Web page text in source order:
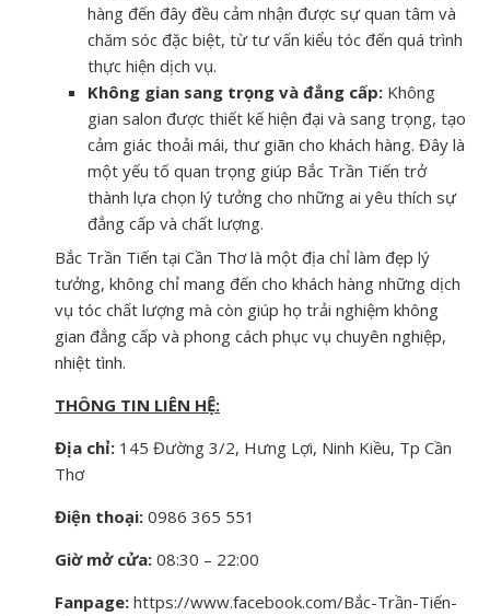
hàng đến đây đều cảm nhận được sự quan tâm và
chăm sóc đặc biệt, từ tư vấn kiểu tóc đến quá trình
thực hiện dịch vụ.
Không gian sang trọng và đẳng cấp: Không
gian salon được thiết kế hiện đại và sang trọng, tạo
cảm giác thoải mái, thư giãn cho khách hàng. Đây là
một yếu tố quan trọng giúp Bắc Trần Tiến trở
thành lựa chọn lý tưởng cho những ai yêu thích sự
đẳng cấp và chất lượng.
Bắc Trần Tiến tại Cần Thơ là một địa chỉ làm đẹp lý
tưởng, không chỉ mang đến cho khách hàng những dịch
vụ tóc chất lượng mà còn giúp họ trải nghiệm không
gian đẳng cấp và phong cách phục vụ chuyên nghiệp,
nhiệt tình.
THÔNG TIN LIÊN HỆ:
Địa chỉ: 145 Đường 3/2, Hưng Lợi, Ninh Kiều, Tp Cần
Thơ
Điện thoại: 0986 365 551
Giờ mở cửa: 08:30 – 22:00
Fanpage: https://www.facebook.com/Bắc-Trần-Tiến-